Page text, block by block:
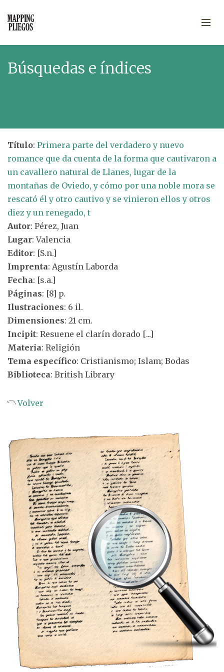
Búsquedas e índices
Título: Primera parte del verdadero y nuevo
romance que da cuenta de la forma que cautivaron a
un cavallero natural de Llanes, lugar de la
montañas de Oviedo, y cómo por una noble mora se
rescató él y otro cautivo y se vinieron ellos y otros
diez y un renegado, t
Autor: Pérez, Juan
Lugar: Valencia
Editor: [S.n.]
Imprenta: Agustín Laborda
Fecha: [s.a.]
Páginas: [8] p.
Ilustraciones: 6 il.
Dimensiones: 21 cm.
Incipit: Resuene el clarín dorado [...]
Materia: Religión
Tema específico: Cristianismo; Islam; Bodas
Biblioteca: British Library
Volver